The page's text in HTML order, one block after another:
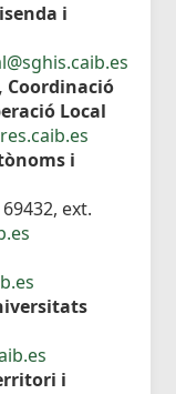
i
Coordinació
Local
i
ext.
i